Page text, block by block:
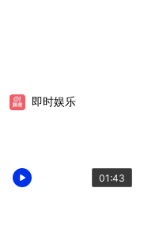
01:43
即时娱乐